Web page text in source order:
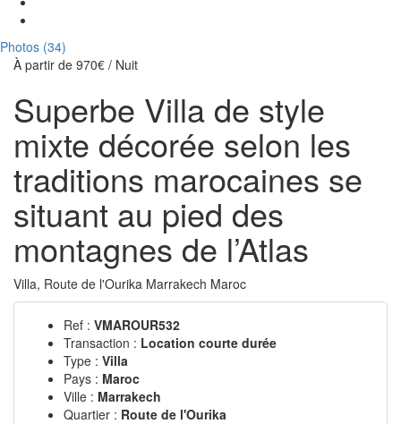
Photos (34)
À partir de 970€ / Nuit
Superbe Villa de style
mixte décorée selon les
traditions marocaines se
situant au pied des
montagnes de l’Atlas
Villa, Route de l'Ourika Marrakech Maroc
Ref : VMAROUR532
Transaction : Location courte durée
Type : Villa
Pays : Maroc
Ville : Marrakech
Quartier : Route de l'Ourika